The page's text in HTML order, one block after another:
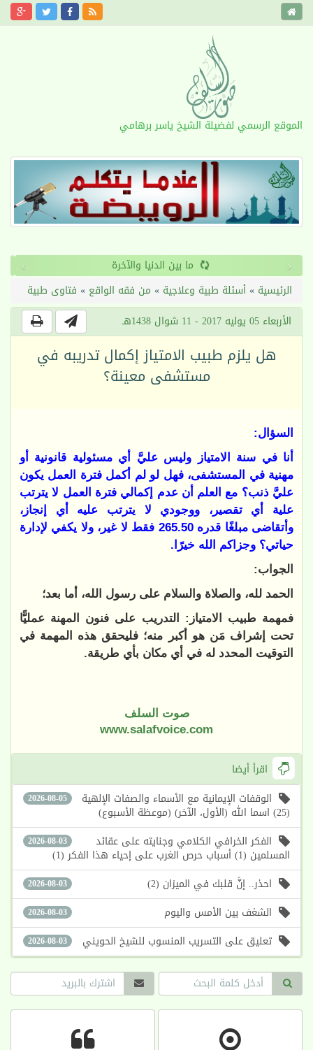
الموقع الرسمي لفضيلة الشيخ ياسر برهامي
ما بين الدنيا والآخرة ‹
›
الرئيسية »أسئلة طبية وعلاجية » من فقه الواقع » فتاوى طبية
الأربعاء 05 يوليه 2017 - 11 شوال 1438هـ
هل يلزم طبيب الامتياز إكمال تدريبه في
مستشفى معينة؟
السؤال:
أنا في سنة الامتياز وليس عليَّ أي مسئولية قانونية أو
مهنية في المستشفى، فهل لو لم أكمل فترة العمل يكون
عليَّ ذنب؟ مع العلم أن عدم إكمالي فترة العمل لا يترتب
علية أي تقصير، ووجودي لا يترتب عليه أي إنجاز،
وأتقاضى مبلغًا قدره 265.50 فقط لا غير، ولا يكفي لإدارة
حياتي؟ وجزاكم الله خيرًا.
الجواب:
الحمد لله، والصلاة والسلام على رسول الله، أما بعد؛
فمهمة طبيب الامتياز: التدريب على فنون المهنة عمليًّا
تحت إشراف مَن هو أكبر منه؛ فليحقق هذه المهمة في
التوقيت المحدد له في أي مكان بأي طريقة.
صوت السلف
www.salafvoice.com
اقرأ أيضا
2026-08-05 الوقفات الإيمانية مع الأسماء والصفات الإلهية
(25) اسما الله (الأول، الآخر) (موعظة الأسبوع)
2026-08-03 الفكر الخرافي الكلامي وجنايته على عقائد
المسلمين (1) أسباب حرص الغرب على إحياء هذا الفكر (1)
2026-08-03 احذر.. إنَّ قلبك في الميزان (2)
2026-08-03 الشغف بين الأمس واليوم
2026-08-03 تعليق على التسريب المنسوب للشيخ الحويني